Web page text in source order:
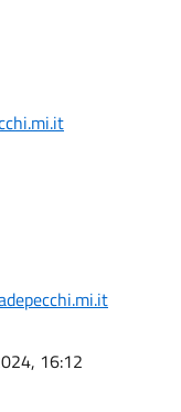
16:12